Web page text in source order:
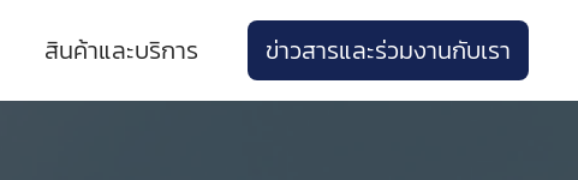
สินค้าและบริการ ข่าวสารและร่วมงานกับเรา